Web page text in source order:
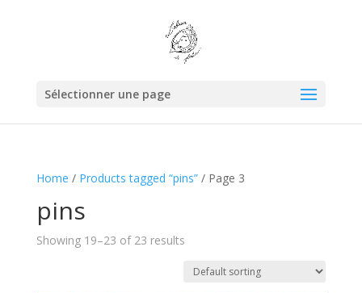
Sélectionner une page
Home / Products tagged “pins”/ Page 3
pins
Showing 19–23 of 23 results